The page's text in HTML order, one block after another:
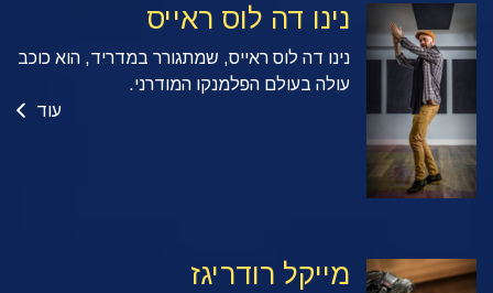
נינו דה לוס ראייס
נינו דה לוס ראייס, שמתגורר במדריד, הוא כוכב
עולה בעולם הפלמנקו המודרני.
עוד
מייקל רודריגז